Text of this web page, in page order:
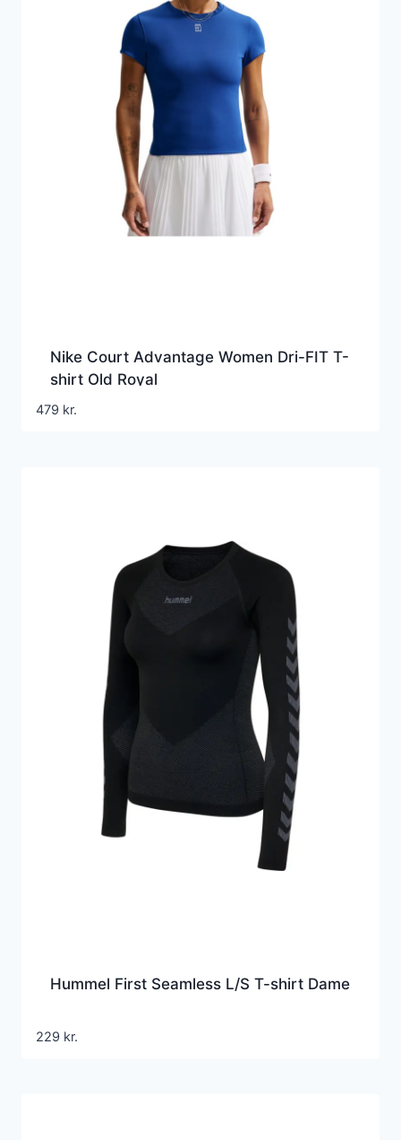
Nike Court Advantage Women Dri-FIT T-
shirt Old Royal
479 kr.
Hummel First Seamless L/S T-shirt Dame
229 kr.